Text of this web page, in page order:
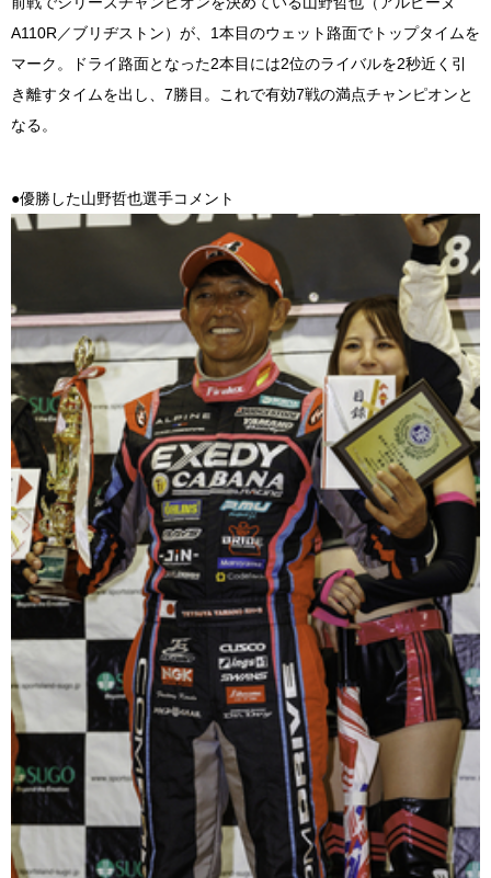
A110R／ブリヂストン）が、1本目のウェット路面でトップタイムを
マーク。ドライ路面となった2本目には2位のライバルを2秒近く引
き離すタイムを出し、7勝目。これで有効7戦の満点チャンピオンと
なる。
●優勝した山野哲也選手コメント